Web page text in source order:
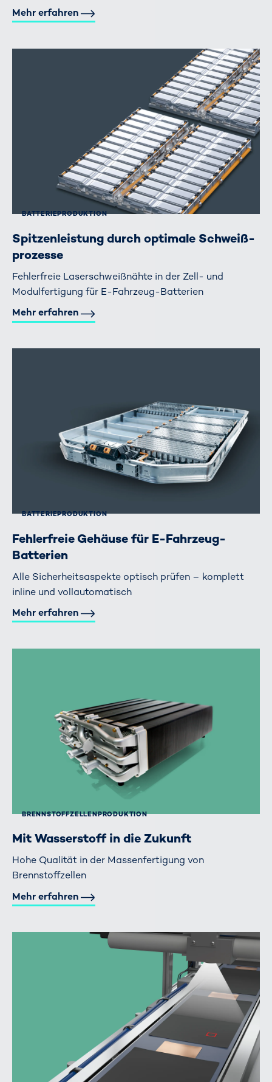
Mehr erfahren
BATTERIE­PRODUKTION
Spitzen­leistung durch optimale Schweiß­
prozesse
Fehlerfreie Laserschweißnähte in der Zell- und
Modulfertigung für E-Fahrzeug-Batterien
Mehr erfahren
BATTERIE­PRODUKTION
Fehlerfreie Gehäuse für E-Fahrzeug-
Batterien
Alle Sicherheitsaspekte optisch prüfen – komplett
inline und vollautomatisch
Mehr erfahren
BRENNSTOFFZELLEN­PRODUKTION
Mit Wasserstoff in die Zukunft
Hohe Qualität in der Massenfertigung von
Brennstoffzellen
Mehr erfahren